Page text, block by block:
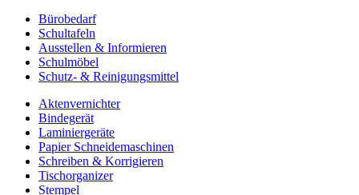
Bürobedarf
Schultafeln
Ausstellen & Informieren
Schulmöbel
Schutz- & Reinigungsmittel
Aktenvernichter
Bindegerät
Laminiergeräte
Papier Schneidemaschinen
Schreiben & Korrigieren
Tischorganizer
Stempel